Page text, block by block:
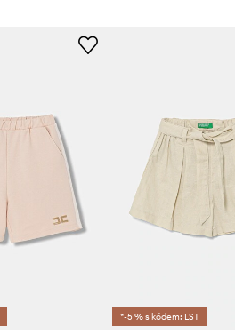
ID produktu
*-5 % s kódem: LST